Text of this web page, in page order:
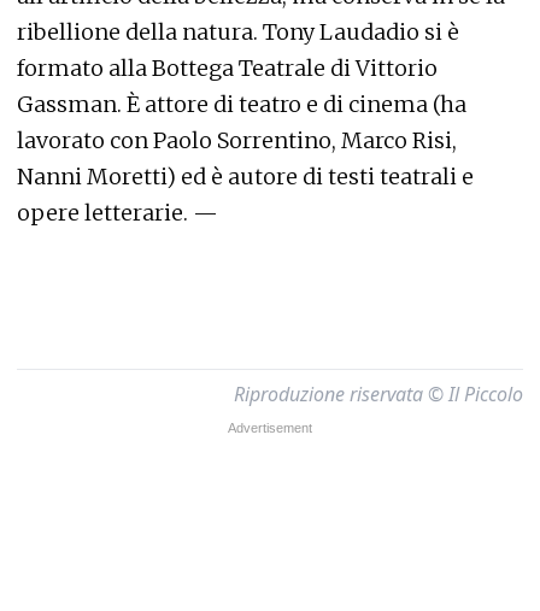
ribellione della natura. Tony Laudadio si è
formato alla Bottega Teatrale di Vittorio
Gassman. È attore di teatro e di cinema (ha
lavorato con Paolo Sorrentino, Marco Risi,
Nanni Moretti) ed è autore di testi teatrali e
opere letterarie. —
Riproduzione riservata © Il Piccolo